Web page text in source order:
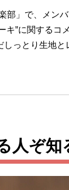
」で、メン
”に関する
っとり生地
人ぞ